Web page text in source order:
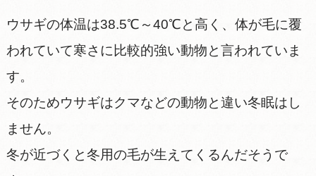
ウサギの体温は38.5℃～40℃と高く、体が毛に覆
われていて寒さに比較的強い動物と言われていま
す。
そのためウサギはクマなどの動物と違い冬眠はし
ません。
冬が近づくと冬用の毛が生えてくるんだそうで